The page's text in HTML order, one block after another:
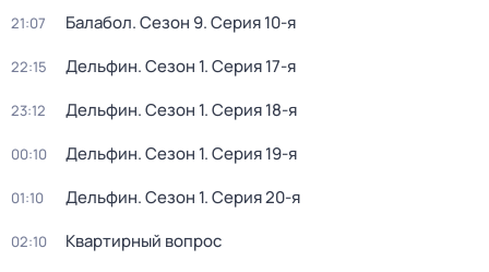
21:07 Балабол. Сезон 9. Серия 10-я
22:15 Дельфин. Сезон 1. Серия 17-я
23:12 Дельфин. Сезон 1. Серия 18-я
00:10 Дельфин. Сезон 1. Серия 19-я
01:10 Дельфин. Сезон 1. Серия 20-я
02:10 Квартирный вопрос